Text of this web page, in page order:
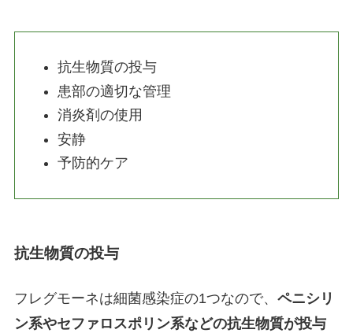
抗生物質の投与
患部の適切な管理
消炎剤の使用
安静
予防的ケア
抗生物質の投与
フレグモーネは細菌感染症の1つなので、 ペニシリ
ン系やセファロスポリン系などの抗生物質が投与